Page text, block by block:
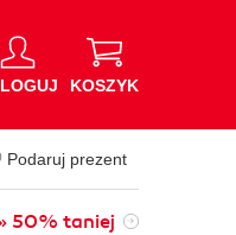
KOSZYK
Podaruj prezent
50% taniej